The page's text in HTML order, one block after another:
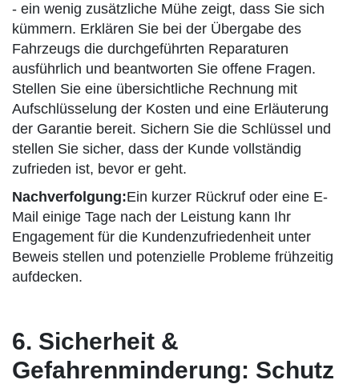
- ein wenig zusätzliche Mühe zeigt, dass Sie sich
kümmern. Erklären Sie bei der Übergabe des
Fahrzeugs die durchgeführten Reparaturen
ausführlich und beantworten Sie offene Fragen.
Stellen Sie eine übersichtliche Rechnung mit
Aufschlüsselung der Kosten und eine Erläuterung
der Garantie bereit. Sichern Sie die Schlüssel und
stellen Sie sicher, dass der Kunde vollständig
zufrieden ist, bevor er geht.
Nachverfolgung:Ein kurzer Rückruf oder eine E-
Mail einige Tage nach der Leistung kann Ihr
Engagement für die Kundenzufriedenheit unter
Beweis stellen und potenzielle Probleme frühzeitig
aufdecken.
6. Sicherheit &
Gefahrenminderung: Schutz